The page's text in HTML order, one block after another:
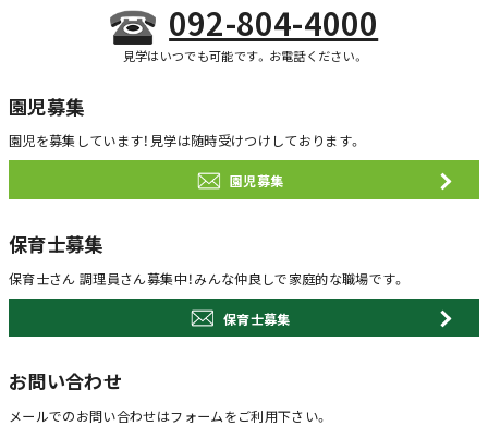
092-804-4000
見学はいつでも可能です。お電話ください。
園児募集
園児を募集しています！ 見学は随時受けつけしております。
園児募集
保育士募集
保育士さん 調理員さん募集中！みんな仲良しで家庭的な職場です。
保育士募集
お問い合わせ
メールでのお問い合わせはフォームをご利用下さい。